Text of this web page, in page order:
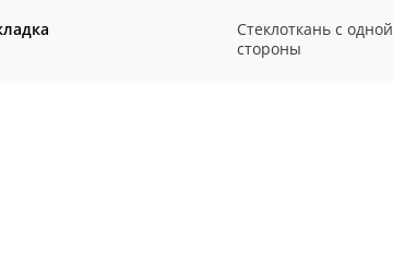
Стеклоткань с одной
стороны